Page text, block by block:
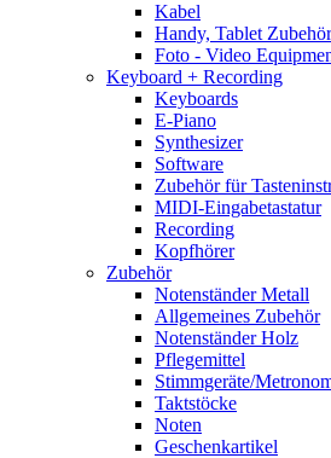
Kabel
Handy, Tablet Zubehör
Foto - Video
Keyboard + Recording
Keyboards
E-Piano
Synthesizer
Software
Zubehör für
MIDI-Eingabetastatur
Recording
Kopfhörer
Zubehör
Notenständer Metall
Allgemeines Zubehör
Notenständer Holz
Pflegemittel
Stimmgeräte/
Taktstöcke
Noten
Geschenkartikel